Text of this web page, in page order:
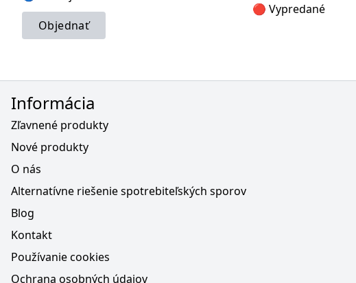
Objednať
🔴 Vypredané
Informácia
Zľavnené produkty
Nové produkty
O nás
Alternatívne riešenie spotrebiteľských sporov
Blog
Kontakt
Používanie cookies
Ochrana osobných údajov